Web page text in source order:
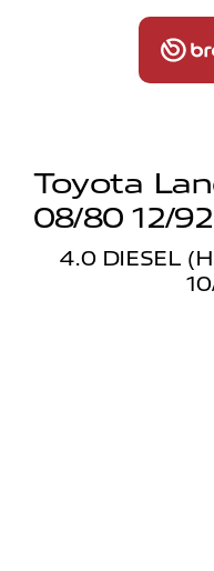
Toyota
08/80 12/92
4.0 DIESEL